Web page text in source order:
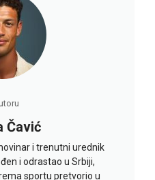
Čavić
i trenutni urednik
i odrastao u Srbiji,
sportu pretvorio u